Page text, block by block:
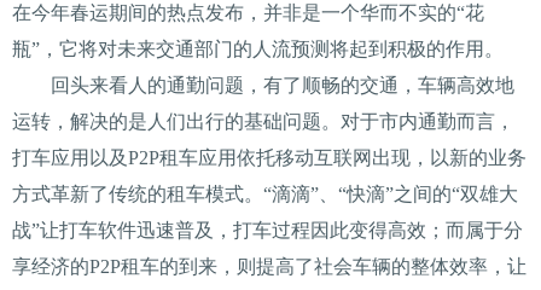
在今年春运期间的热点发布，并非是一个华而不实的“花
瓶”，它将对未来交通部门的人流预测将起到积极的作用。
回头来看人的通勤问题，有了顺畅的交通，车辆高效地
运转，解决的是人们出行的基础问题。对于市内通勤而言，
打车应用以及P2P租车应用依托移动互联网出现，以新的业务
方式革新了传统的租车模式。“滴滴”、“快滴”之间的“双雄大
战”让打车软件迅速普及，打车过程因此变得高效；而属于分
享经济的P2P租车的到来，则提高了社会车辆的整体效率，让